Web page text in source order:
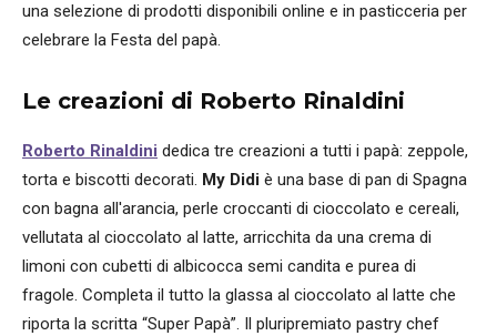
una selezione di prodotti disponibili online e in pasticceria per
celebrare la Festa del papà.
Le creazioni di Roberto Rinaldini
Roberto Rinaldini dedica tre creazioni a tutti i papà: zeppole,
torta e biscotti decorati. My Didi è una base di pan di Spagna
con bagna all'arancia, perle croccanti di cioccolato e cereali,
vellutata al cioccolato al latte, arricchita da una crema di
limoni con cubetti di albicocca semi candita e purea di
fragole. Completa il tutto la glassa al cioccolato al latte che
riporta la scritta “Super Papà”. Il pluripremiato pastry chef